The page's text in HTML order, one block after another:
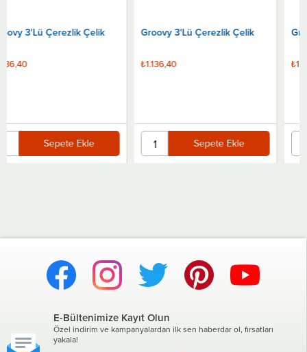
Groovy 3'Lü Çerezlik Çelik
₺1.136,40
Sepete Ekle
Groovy 3'Lü Çerezlik Çelik
₺1.136,40
Sepete Ekle
E-Bültenimize Kayıt Olun
Özel indirim ve kampanyalardan ilk sen haberdar ol, fırsatları
yakala!